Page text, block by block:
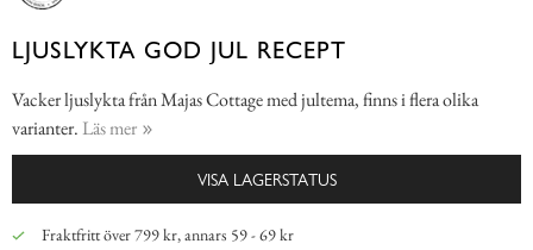
LJUSLYKTA GOD JUL RECEPT
Vacker ljuslykta från Majas Cottage med jultema, finns i flera olika
varianter. Läs mer
VISA LAGERSTATUS
Fraktfritt över 799 kr, annars 59 - 69 kr